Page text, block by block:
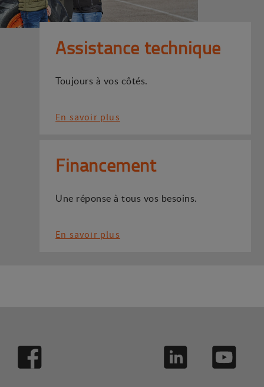
Assistance technique
Toujours à vos côtés.
En savoir plus
Financement
Une réponse à tous vos besoins.
En savoir plus